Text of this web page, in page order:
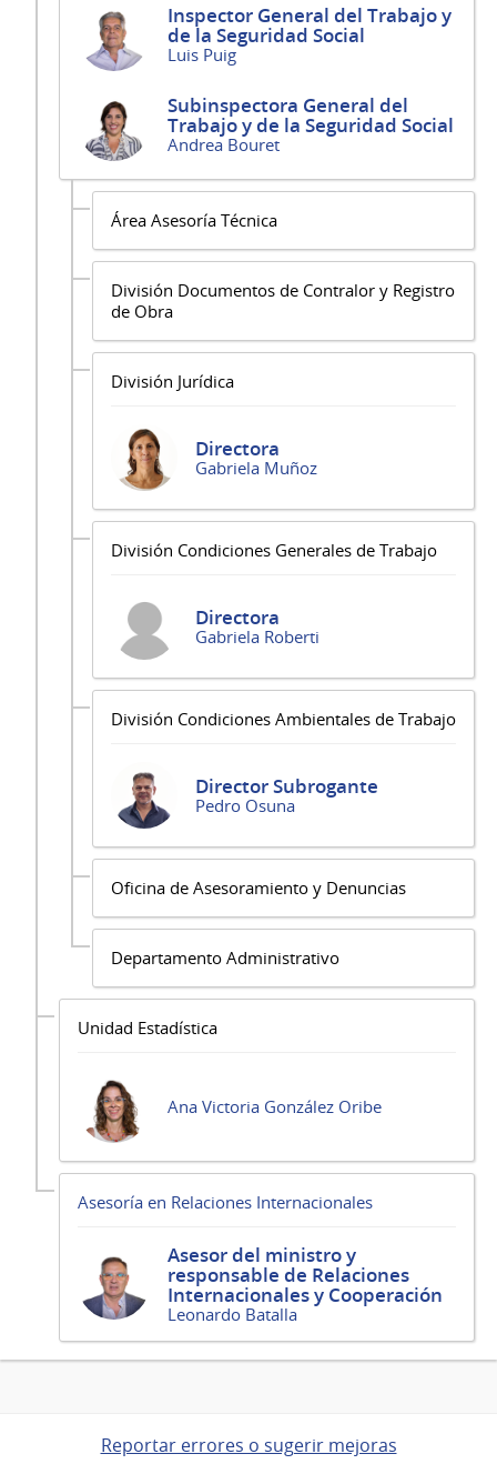
Inspector General del Trabajo y
de la Seguridad Social
Luis Puig
Subinspectora General del
Trabajo y de la Seguridad Social
Andrea Bouret
Área Asesoría Técnica
División Documentos de Contralor y Registro
de Obra
División Jurídica
Directora
Gabriela Muñoz
División Condiciones Generales de Trabajo
Directora
Gabriela Roberti
División Condiciones Ambientales de Trabajo
Director Subrogante
Pedro Osuna
Oficina de Asesoramiento y Denuncias
Departamento Administrativo
Unidad Estadística
Ana Victoria González Oribe
Asesoría en Relaciones Internacionales
Asesor del ministro y
responsable de Relaciones
Internacionales y Cooperación
Leonardo Batalla
Reportar errores o sugerir mejoras